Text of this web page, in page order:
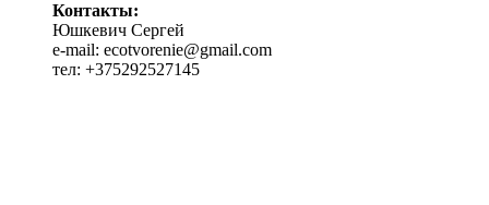
Контакты:
Юшкевич Сергей
e-mail: ecotvorenie@gmail.com
тел: +375292527145